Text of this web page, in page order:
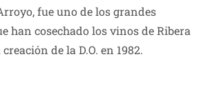
fue uno de los grandes
han cosechado los vinos de Ribera
de la D.O. en 1982.